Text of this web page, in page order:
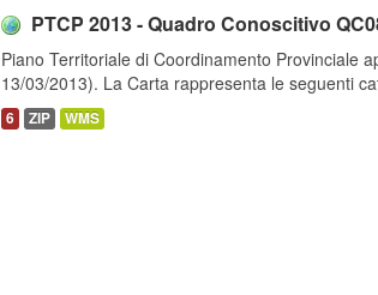
PTCP 2013 - Quadro Conoscitivo
Piano Territoriale di Coordinamento Provinciale
13/03/2013). La Carta rappresenta le seguenti
6 ZIP WMS